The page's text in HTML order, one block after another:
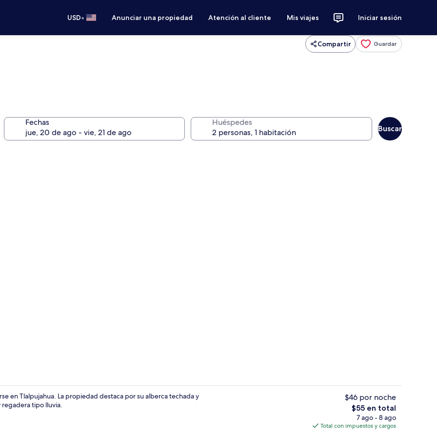
USD• Anunciar una propiedad Atención al cliente Mis viajes Iniciar sesión
Compartir Guardar
Fechas Huéspedes
Buscar
Tabla de planchar con plancha y
en Tlalpujahua. La propiedad destaca por su alberca techada y
regadera tipo lluvia.
$46 por noche
El
precio
total
$55 en total
7 ago - 8 ago
Total con impuestos y cargos